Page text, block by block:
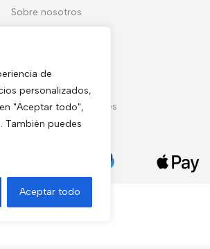
de
personalizados,
"Aceptar todo",
También puedes
Aceptar todo
Sobre nosotros
Condiciones Generales
Política de Cookies